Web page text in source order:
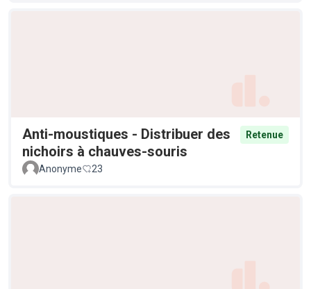
Anti-moustiques - Distribuer des
nichoirs à chauves-souris
Retenue
Anonyme 23